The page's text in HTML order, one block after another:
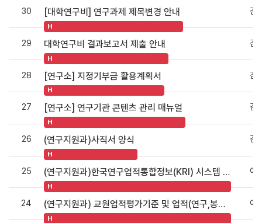
30 [대학연구비] 연구과제 제목변경 안내
H
김
29 대학연구비 결과보고서 제출 안내
H
김
28 [연구소] 지정기부금 활용계획서
H
김
27 [연구소] 연구기관 콘텐츠 관리 매뉴얼
H
김
26 (연구지원과)사직서 양식
H
김
25 (연구지원과)한국연구업적통합정보(KRI) 시스템 개통 안내
H
여
24 (연구지원과) 교원업적평가기준 및 업적(연구,봉사)입력 요령 안내(20090302)
H
여